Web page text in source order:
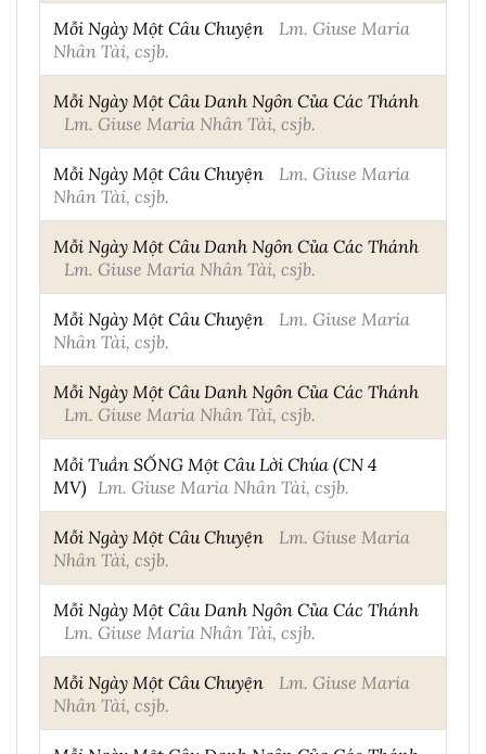
Mỗi Ngày Một Câu Chuyện
Lm. Giuse Maria
Nhân Tài, csjb.
Mỗi Ngày Một Câu Danh Ngôn Của Các Thánh
Lm. Giuse Maria Nhân Tài, csjb.
Mỗi Ngày Một Câu Chuyện
Lm. Giuse Maria
Nhân Tài, csjb.
Mỗi Ngày Một Câu Danh Ngôn Của Các Thánh
Lm. Giuse Maria Nhân Tài, csjb.
Mỗi Ngày Một Câu Chuyện
Lm. Giuse Maria
Nhân Tài, csjb.
Mỗi Ngày Một Câu Danh Ngôn Của Các Thánh
Lm. Giuse Maria Nhân Tài, csjb.
Mỗi Tuần SỐNG Một Câu Lời Chúa (CN 4
MV) Lm. Giuse Maria Nhân Tài, csjb.
Mỗi Ngày Một Câu Chuyện
Lm. Giuse Maria
Nhân Tài, csjb.
Mỗi Ngày Một Câu Danh Ngôn Của Các Thánh
Lm. Giuse Maria Nhân Tài, csjb.
Mỗi Ngày Một Câu Chuyện
Lm. Giuse Maria
Nhân Tài, csjb.